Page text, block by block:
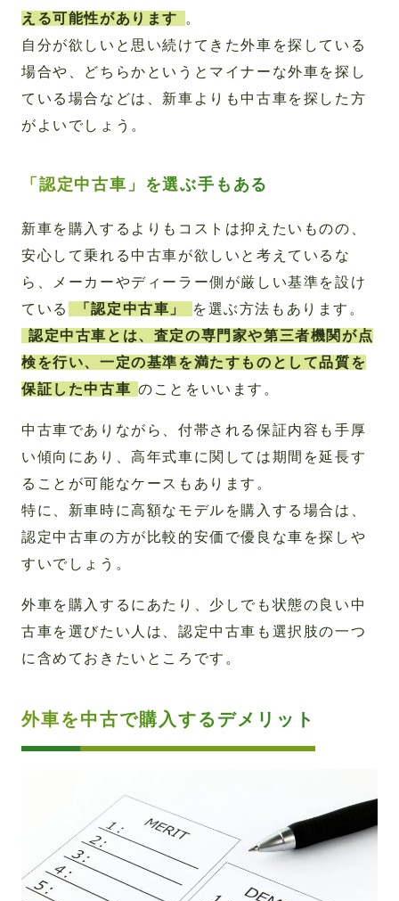
える可能性があります
。
自分が欲しいと思い続けてきた外車を探している
場合や、どちらかというとマイナーな外車を探し
ている場合などは、新車よりも中古車を探した方
がよいでしょう。
「認定中古車」を選ぶ手もある
新車を購入するよりもコストは抑えたいものの、
安心して乗れる中古車が欲しいと考えているな
ら、メーカーやディーラー側が厳しい基準を設け
ている
「認定中古車」
を選ぶ方法もあります。
認定中古車とは、査定の専門家や第三者機関が点
検を行い、一定の基準を満たすものとして品質を
保証した中古車 のことをいいます。
中古車でありながら、付帯される保証内容も手厚
い傾向にあり、高年式車に関しては期間を延長す
ることが可能なケースもあります。
特に、新車時に高額なモデルを購入する場合は、
認定中古車の方が比較的安価で優良な車を探しや
すいでしょう。
外車を購入するにあたり、少しでも状態の良い中
古車を選びたい人は、認定中古車も選択肢の一つ
に含めておきたいところです。
外車を中古で購入するデメリット